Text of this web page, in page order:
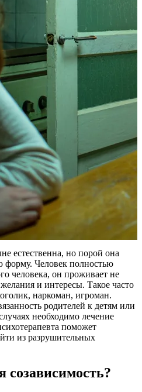
естественна, но порой она
форму. Человек полностью
человека, он проживает не
и интересы. Такое часто
наркоман, игроман.
родителей к детям или
необходимо лечение
поможет
из разрушительных
созависимость?